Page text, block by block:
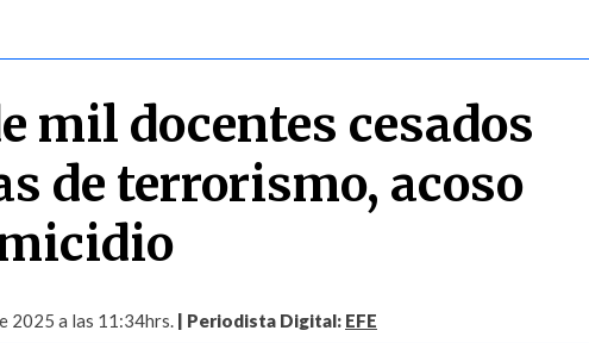
mil docentes cesados
de terrorismo, acoso
2025 a las 11:34hrs. | Periodista Digital: EFE